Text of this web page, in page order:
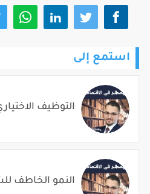
استمع إلى
التوظيف
النمو الخاطف